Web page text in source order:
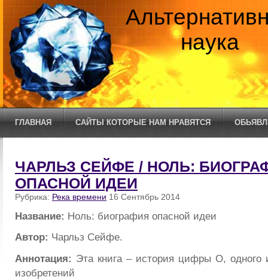
наука
ГЛАВНАЯ САЙТЫ КОТОРЫЕ НАМ НРАВЯТСЯ
ЧАРЛЬЗ СЕЙФЕ / НОЛЬ:
ОПАСНОЙ ИДЕИ
Рубрика: Река времени 16 Сентябрь 2014
Название: Ноль: биография опасной идеи
Автор: Чарльз Сейфе.
Аннотация: Эта книгa – история цифры О,
изобретений